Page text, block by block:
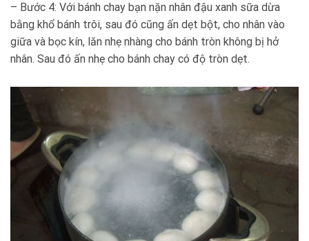
– Bước 4: Với bánh chay bạn nặn nhân đậu xanh sữa dừa
bằng khổ bánh trôi, sau đó cũng ấn dẹt bột, cho nhân vào
giữa và bọc kín, lăn nhẹ nhàng cho bánh tròn không bị hở
nhân. Sau đó ấn nhẹ cho bánh chay có độ tròn dẹt.